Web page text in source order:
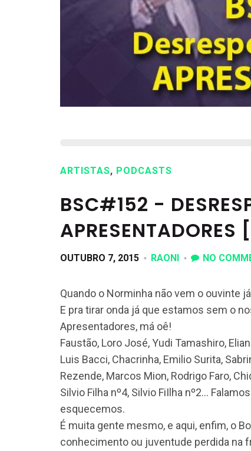
ARTISTAS, PODCASTS
BSC#152 -
APRESENTADORES
OUTUBRO 7, 2015 RAONI NO
Quando o Norminha não vem o ouvinte
E pra tirar onda já que estamos sem o
Apresentadores, má oê!
Faustão, Loro José, Yudi Tamashiro,
Luis Bacci, Chacrinha, Emilio Surita,
Rezende, Marcos Mion, Rodrigo Faro,
Silvio Filha nº4, Silvio FiIlha nº2…
esquecemos.
É muita gente mesmo, e aqui, enfim, o
conhecimento ou juventude perdida na